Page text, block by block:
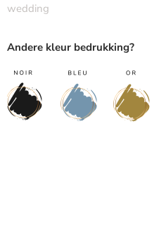
wedding
Andere kleur bedrukking?